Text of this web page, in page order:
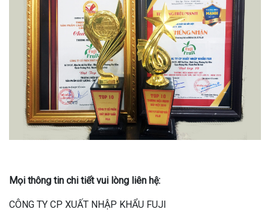
Mọi thông tin chi tiết vui lòng liên hệ:
CÔNG TY CP XUẤT NHẬP KHẨU FUJI